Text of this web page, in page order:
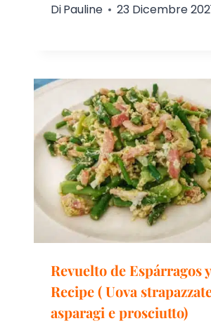
DiPauline 23 Dicembre
Revuelto de Espárragos
Recipe ( Uova
asparagi e prosciutto)